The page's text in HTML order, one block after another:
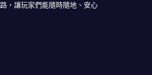
，讓玩家們能隨時隨地、安心